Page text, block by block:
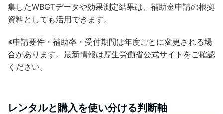
集したWBGTデータや効果測定結果は、補助金申請の根拠
資料としても活用できます。
※申請要件・補助率・受付期間は年度ごとに変更される場
合があります。最新情報は厚生労働省公式サイトをご確認
ください。
レンタルと購入を使い分ける判断軸